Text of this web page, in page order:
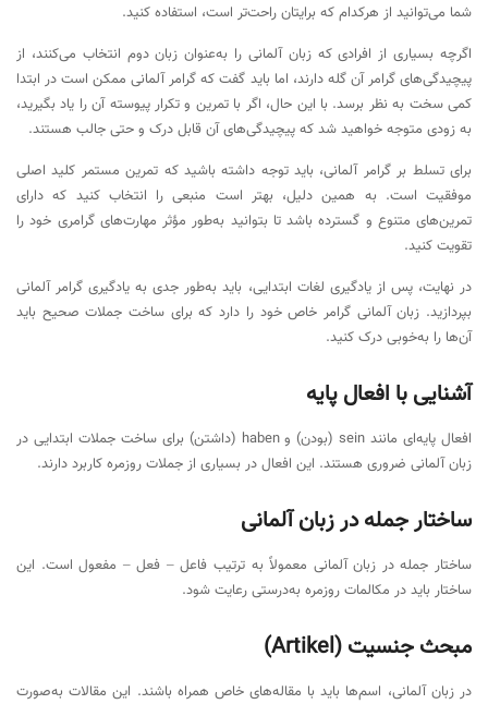
شما می‌توانید از هرکدام که برایتان راحت‌تر است، استفاده کنید.
اگرچه بسیاری از افرادی که زبان آلمانی را به‌عنوان زبان دوم انتخاب می‌کنند، از
پیچیدگی‌های گرامر آن گله دارند، اما باید گفت که گرامر آلمانی ممکن است در ابتدا
کمی سخت به نظر برسد. با این حال، اگر با تمرین و تکرار پیوسته آن را یاد بگیرید،
به زودی متوجه خواهید شد که پیچیدگی‌های آن قابل درک و حتی جالب هستند.
برای تسلط بر گرامر آلمانی، باید توجه داشته باشید که تمرین مستمر کلید اصلی
موفقیت است. به همین دلیل، بهتر است منبعی را انتخاب کنید که دارای
تمرین‌های متنوع و گسترده باشد تا بتوانید به‌طور مؤثر مهارت‌های گرامری خود را
تقویت کنید.
در نهایت، پس از یادگیری لغات ابتدایی، باید به‌طور جدی به یادگیری گرامر آلمانی
بپردازید. زبان آلمانی گرامر خاص خود را دارد که برای ساخت جملات صحیح باید
آن‌ها را به‌خوبی درک کنید.
آشنایی با افعال پایه
افعال پایه‌ای مانند sein (بودن) و haben (داشتن) برای ساخت جملات ابتدایی در
زبان آلمانی ضروری هستند. این افعال در بسیاری از جملات روزمره کاربرد دارند.
ساختار جمله در زبان آلمانی
ساختار جمله در زبان آلمانی معمولاً به ترتیب فاعل – فعل – مفعول است. این
ساختار باید در مکالمات روزمره به‌درستی رعایت شود.
مبحث جنسیت (Artikel)
در زبان آلمانی، اسم‌ها باید با مقاله‌های خاص همراه باشند. این مقالات به‌صورت